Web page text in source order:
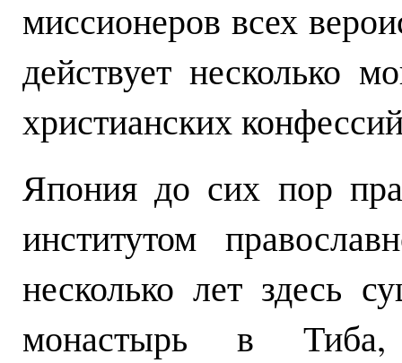
миссионеров всех
действует несколько
христианских
Япония до сих пор
институтом
несколько лет здесь
монастырь в